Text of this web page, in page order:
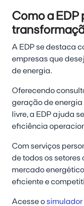
Como a
A EDP se destaca
empresas que
de energia.
Oferecendo
geração de
livre, a EDP ajuda
eficiência
Com serviços
de todos os
mercado
eficiente e
Acesse osimulador